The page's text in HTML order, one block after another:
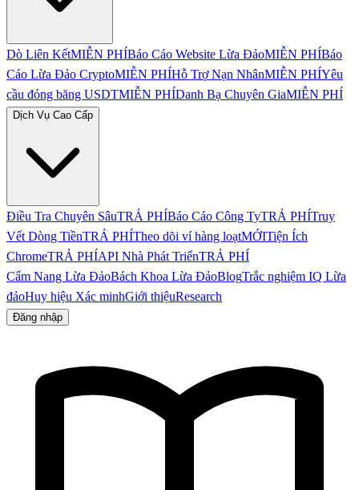
Dò Liên KếtMIỄN PHÍBáo Cáo Website Lừa ĐảoMIỄN PHÍBáo
Cáo Lừa Đảo CryptoMIỄN PHÍHỗ Trợ Nạn NhânMIỄN PHÍYêu
cầu đóng băng USDTMIỄN PHÍDanh Bạ Chuyên GiaMIỄN PHÍ
Dịch Vụ Cao Cấp
Điều Tra Chuyên SâuTRẢ PHÍBáo Cáo Công TyTRẢ PHÍTruy
Vết Dòng TiềnTRẢ PHÍTheo dõi ví hàng loạtMỚITiện Ích
ChromeTRẢ PHÍAPI Nhà Phát TriểnTRẢ PHÍ
Cẩm Nang Lừa ĐảoBách Khoa Lừa ĐảoBlogTrắc nghiệm IQ Lừa
đảoHuy hiệu Xác minhGiới thiệuResearch
Đăng nhập